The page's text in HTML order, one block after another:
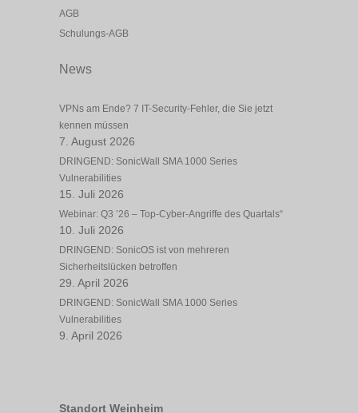
AGB
Schulungs-AGB
News
VPNs am Ende? 7 IT-Security-Fehler, die Sie jetzt
kennen müssen
7. August 2026
DRINGEND: SonicWall SMA 1000 Series
Vulnerabilities
15. Juli 2026
Webinar: Q3 ’26 – Top-Cyber-Angriffe des Quartals“
10. Juli 2026
DRINGEND: SonicOS ist von mehreren
Sicherheitslücken betroffen
29. April 2026
DRINGEND: SonicWall SMA 1000 Series
Vulnerabilities
9. April 2026
Standort Weinheim